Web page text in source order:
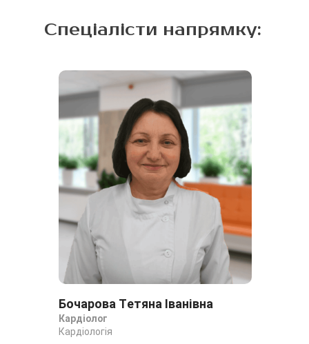
Спеціалісти напрямку:
Бочарова Тетяна Іванівна
Кардіолог
Кардіологія